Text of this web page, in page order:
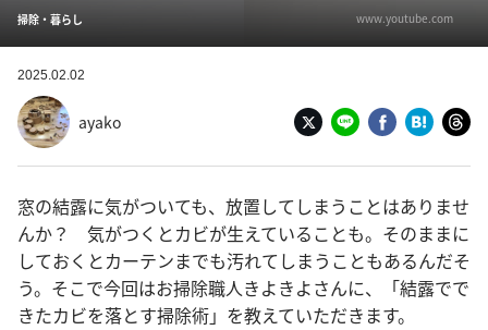
掃除・暮らし www.youtube.com
2025.02.02
ayako
窓の結露に気がついても、放置してしまうことはありませ
んか？ 気がつくとカビが生えていることも。そのままに
しておくとカーテンまでも汚れてしまうこともあるんだそ
う。そこで今回はお掃除職人きよきよさんに、「結露でで
きたカビを落とす掃除術」を教えていただきます。